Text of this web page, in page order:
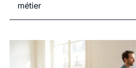
métier